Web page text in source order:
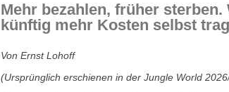
Mehr bezahlen, früher sterben.
künftig mehr Kosten selbst
Von Ernst Lohoff
(Ursprünglich erschienen in der Jungle World